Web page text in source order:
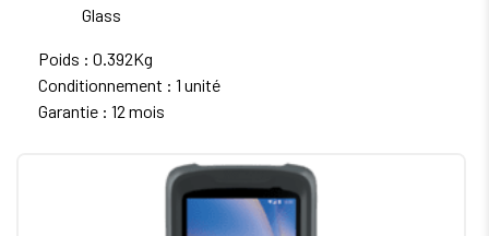
Glass
Poids : 0.392Kg
Conditionnement : 1 unité
Garantie : 12 mois